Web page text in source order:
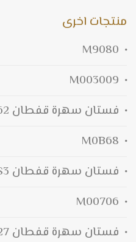
منتجات اخرى
M9080
M003009
فستان سهرة قفطان M9062
M0B68
فستان سهرة قفطان MS3
M00706
فستان سهرة قفطان M0B27